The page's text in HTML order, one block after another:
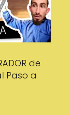
de
Paso a